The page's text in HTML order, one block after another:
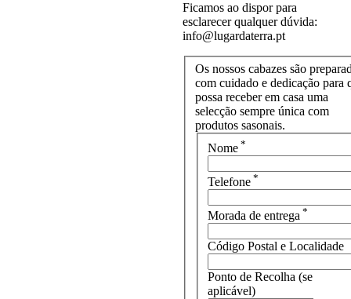
Ficamos ao dispor para
esclarecer qualquer dúvida:
info@lugardaterra.pt
Os nossos cabazes são
com cuidado e dedicação para
possa receber em casa uma
selecção sempre única com
produtos sasonais.
Nome*
Telefone*
Morada de entrega *
Código Postal e Localidade
Ponto de Recolha (se
aplicável)